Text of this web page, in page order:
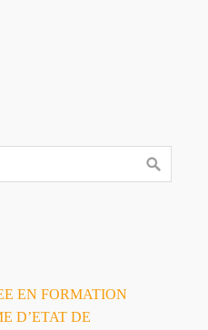
EN FORMATION
D’ETAT DE